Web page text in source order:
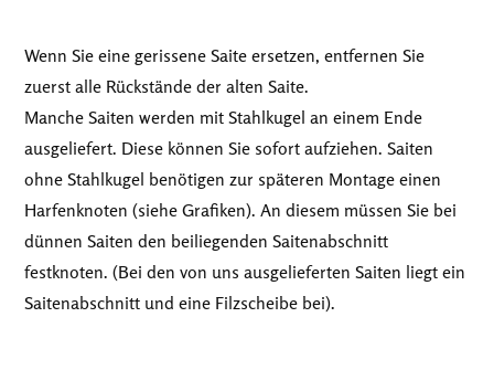
Wenn Sie eine gerissene Saite ersetzen, entfernen Sie
zuerst alle Rückstände der alten Saite.
Manche Saiten werden mit Stahlkugel an einem Ende
ausgeliefert. Diese können Sie sofort aufziehen. Saiten
ohne Stahlkugel benötigen zur späteren Montage einen
Harfenknoten (siehe Grafiken). An diesem müssen Sie bei
dünnen Saiten den beiliegenden Saitenabschnitt
festknoten. (Bei den von uns ausgelieferten Saiten liegt ein
Saitenabschnitt und eine Filzscheibe bei).